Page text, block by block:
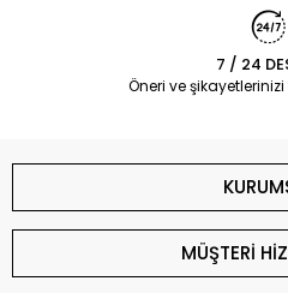
7 / 24
Öneri ve
MÜŞTERİ